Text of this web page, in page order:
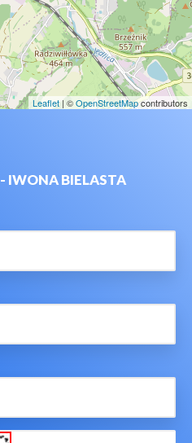
Leaflet | ©OpenStreetMapcontributors
IWONA BIELASTA